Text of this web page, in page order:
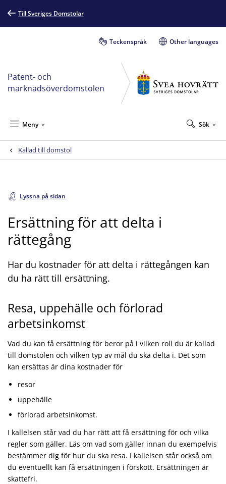
Till Sveriges Domstolar
Teckenspråk Other languages
Patent- och
marknadsöverdomstolen
Sök
Meny
Kallad till domstol
Lyssna på sidan
Ersättning för att delta i
rättegång
Har du kostnader för att delta i rättegången kan
du ha rätt till ersättning.
Resa, uppehälle och förlorad
arbetsinkomst
Vad du kan få ersättning för beror på i vilken roll du är kallad
till domstolen och vilken typ av mål du ska delta i. Det som
kan ersättas är dina kostnader för
resor
uppehälle
förlorad arbetsinkomst.
I kallelsen står vad du har rätt att få ersättning för och vilka
regler som gäller. Läs om vad som gäller innan du exempelvis
bestämmer dig för hur du ska resa. I kallelsen står också om
du eventuellt kan få ersättningen i förskott. Ersättningen är
skattefri.